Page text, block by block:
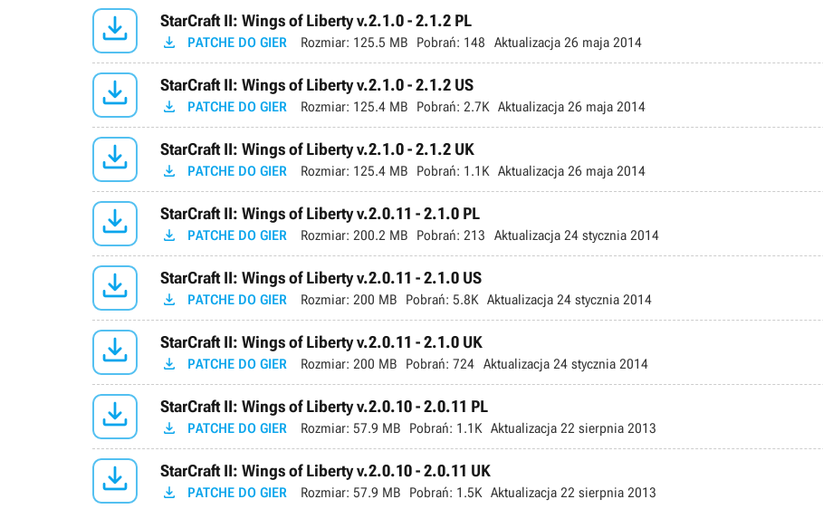
 StarCraft II: Wings of Liberty v.2.1.0 - 2.1.2 PL
 PATCHE DO GIER Rozmiar: 125.5 MB Pobrań: 148 Aktualizacja 26 maja 2014
 StarCraft II: Wings of Liberty v.2.1.0 - 2.1.2 US
 PATCHE DO GIER Rozmiar: 125.4 MB Pobrań: 2.7K Aktualizacja 26 maja 2014
 StarCraft II: Wings of Liberty v.2.1.0 - 2.1.2 UK
 PATCHE DO GIER Rozmiar: 125.4 MB Pobrań: 1.1K Aktualizacja 26 maja 2014
 StarCraft II: Wings of Liberty v.2.0.11 - 2.1.0 PL
 PATCHE DO GIER Rozmiar: 200.2 MB Pobrań: 213 Aktualizacja 24 stycznia 2014
 StarCraft II: Wings of Liberty v.2.0.11 - 2.1.0 US
 PATCHE DO GIER Rozmiar: 200 MB Pobrań: 5.8K Aktualizacja 24 stycznia 2014
 StarCraft II: Wings of Liberty v.2.0.11 - 2.1.0 UK
 PATCHE DO GIER Rozmiar: 200 MB Pobrań: 724 Aktualizacja 24 stycznia 2014
 StarCraft II: Wings of Liberty v.2.0.10 - 2.0.11 PL
 PATCHE DO GIER Rozmiar: 57.9 MB Pobrań: 1.1K Aktualizacja 22 sierpnia 2013
 StarCraft II: Wings of Liberty v.2.0.10 - 2.0.11 UK
 PATCHE DO GIER Rozmiar: 57.9 MB Pobrań: 1.5K Aktualizacja 22 sierpnia 2013